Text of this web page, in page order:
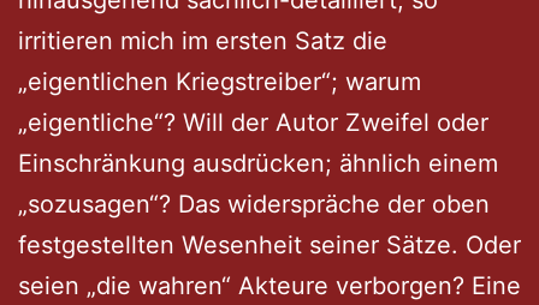
irritieren mich im ersten Satz die
„eigentlichen Kriegstreiber“; warum
„eigentliche“? Will der Autor Zweifel oder
Einschränkung ausdrücken; ähnlich einem
„sozusagen“? Das widerspräche der oben
festgestellten Wesenheit seiner Sätze. Oder
seien „die wahren“ Akteure verborgen? Eine